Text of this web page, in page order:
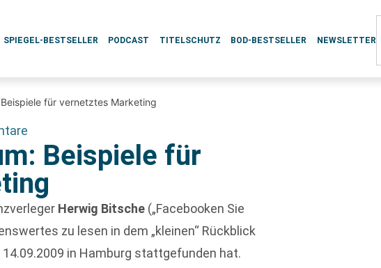
SPIEGEL-BESTSELLER PODCAST TITELSCHUTZ BOD-BESTSELLER NEWSLETTER
für vernetztes Marketing
Beispiele für
Herwig Bitsche („Facebooken Sie
zu lesen in dem „kleinen“ Rückblick
14.09.2009 in Hamburg stattgefunden hat.